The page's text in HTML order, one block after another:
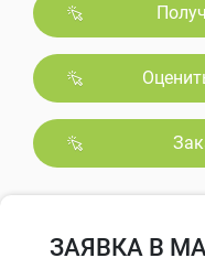
ЗАЯВКА В